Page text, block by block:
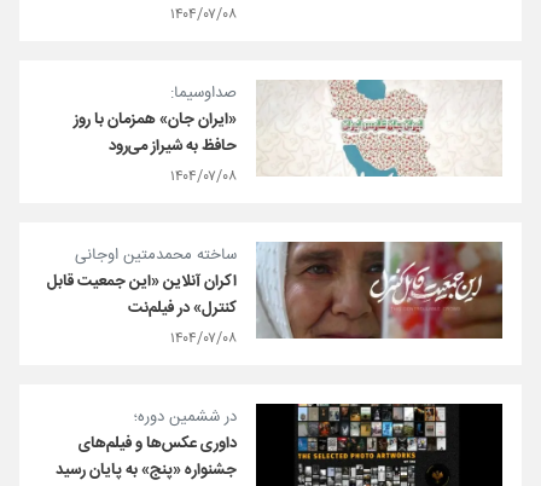
۱۴۰۴/۰۷/۰۸
صداوسیما:
«ایران جان» همزمان با روز
حافظ به شیراز می‌رود
۱۴۰۴/۰۷/۰۸
ساخته محمدمتین اوجانی
اکران آنلاین «این جمعیت قابل
کنترل» در فیلم‌نت
۱۴۰۴/۰۷/۰۸
در ششمین دوره؛
داوری عکس‌ها و فیلم‌های
جشنواره «پنج» به پایان رسید